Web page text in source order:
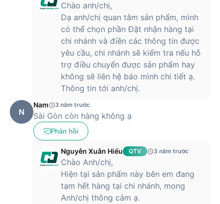
Chào anh/chị,
Dạ anh/chị quan tâm sản phẩm, mình
có thể chọn phần Đặt nhận hàng tại
chi nhánh và điền các thông tin được
yêu cầu, chi nhánh sẽ kiểm tra nếu hỗ
trợ điều chuyển được sản phẩm hay
không sẽ liên hệ báo mình chi tiết ạ.
Thông tin tới anh/chị.
N
Nam 3 năm trước
Sài Gòn còn hàng không ạ
Phản hồi
Nguyễn Xuân Hiếu QTV 3 năm trước
Chào Anh/chị,
Hiện tại sản phẩm này bên em đang
tạm hết hàng tại chi nhánh, mong
Anh/chị thông cảm ạ.